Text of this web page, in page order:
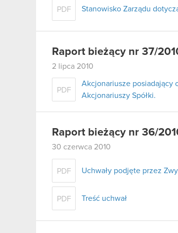
PDF Stanowisko Zarządu
Raport bieżący nr 37/
2 lipca 2010
PDF
Akcjonariusze posiadający
Akcjonariuszy Spółki.
Raport bieżący nr 36/
30 czerwca 2010
PDF Uchwały podjęte przez
PDF Treść uchwał